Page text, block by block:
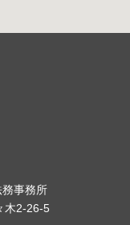
事務所
木2-26-5